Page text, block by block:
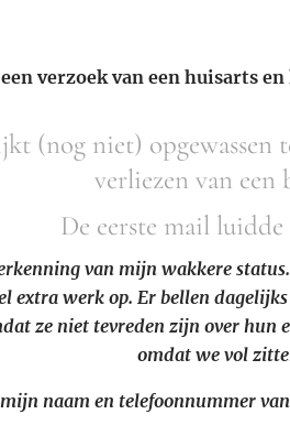
verzoek van een huisarts
(nog niet) opgewassen
verliezen van een
De eerste mail luidde
van mijn wakkere
extra werk op. Er bellen
ze niet tevreden zijn over hun
omdat we vol
naam en telefoonnummer